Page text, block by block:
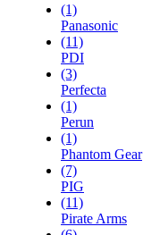
(1)
Panasonic
(11)
PDI
(3)
Perfecta
(1)
Perun
(1)
Phantom Gear
(7)
PIG
(11)
Pirate Arms